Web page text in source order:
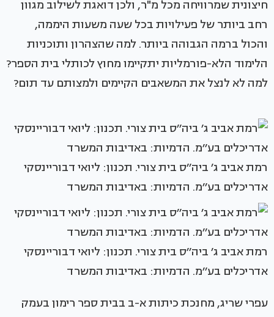
חיצונית שמרוויחה מכל מ"ר, ולכן דואגת לשילוב מגוון
רחב ביותר של פעילויות בכל שעה משעות היממה,
והכול ברמה הגבוהה ביותר. למה שהצהרון ותוכניות
הלימוד הלא-פורמליות יתקיימו מחוץ לכותלי בית הספר?
למה לא לנצל את המשאבים הקיימים ולמצותם עד תום?
רמת אביב ג׳ ביה׳׳ס בית צורי. תכנון: ליואי דבוריינסקי
אדריכלים בע׳׳מ. הדמיות: באדיבות המשרד
רמת אביב ג׳ ביה׳׳ס בית צורי. תכנון: ליואי דבוריינסקי
אדריכלים בע׳׳מ. הדמיות: באדיבות המשרד
עפרי שריג, מחנכת כיתות א-ב בבית ספר רימון בעמק